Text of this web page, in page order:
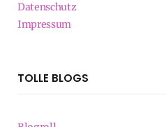
Datenschutz
Impressum
TOLLE BLOGS